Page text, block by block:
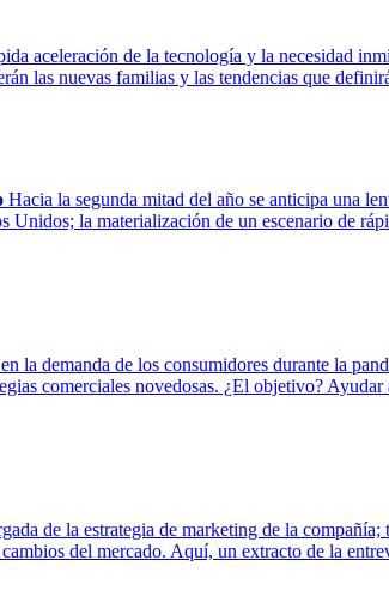
aceleración de la tecnología y la necesidad
las nuevas familias y las tendencias que
Hacia la segunda mitad del año se anticipa una
Unidos; la materialización de un escenario de
la demanda de los consumidores durante la
comerciales novedosas. ¿El objetivo?
de la estrategia de marketing de la
del mercado. Aquí, un extracto de la